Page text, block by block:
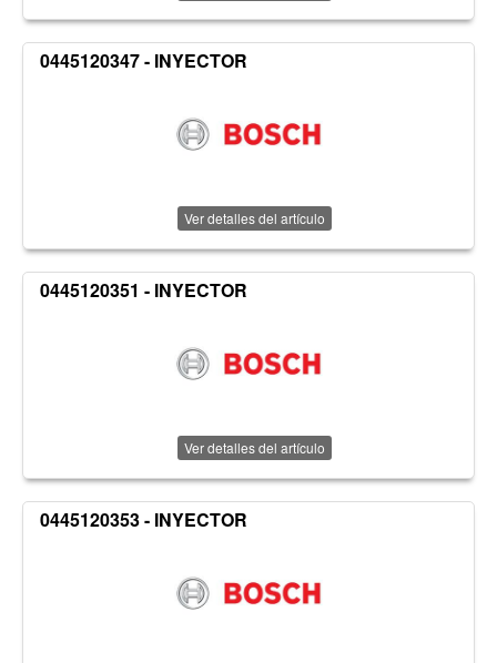
0445120347 - INYECTOR
Ver detalles del artículo
0445120351 - INYECTOR
Ver detalles del artículo
0445120353 - INYECTOR